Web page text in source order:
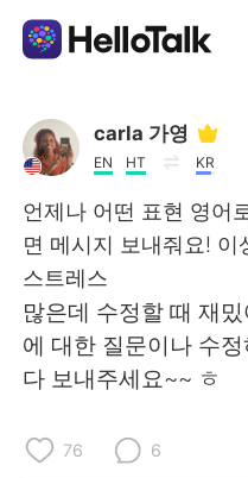
Language
AI Grammar
English
简体中文 繁
carla 가영
EN HT KR
언제나 어떤 표현 영어
면 메시지 보내줘요!
스트레스
많은데 수정할 때 재
에 대한 질문이나 수
다 보내주세요~~ ㅎ
76 6